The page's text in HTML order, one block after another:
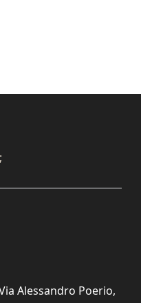
Alessandro Poerio,